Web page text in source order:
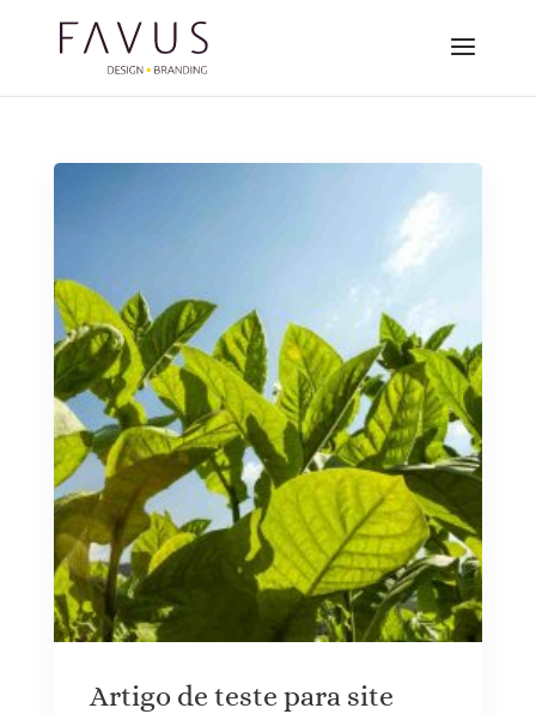
Artigo de teste para site